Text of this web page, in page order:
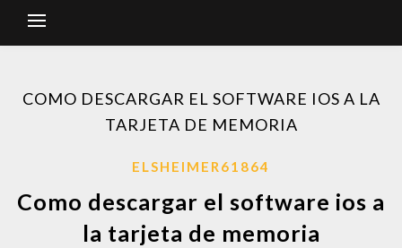
COMO DESCARGAR EL SOFTWARE IOS A LA
TARJETA DE MEMORIA
ELSHEIMER61864
Como descargar el software ios a
la tarjeta de memoria